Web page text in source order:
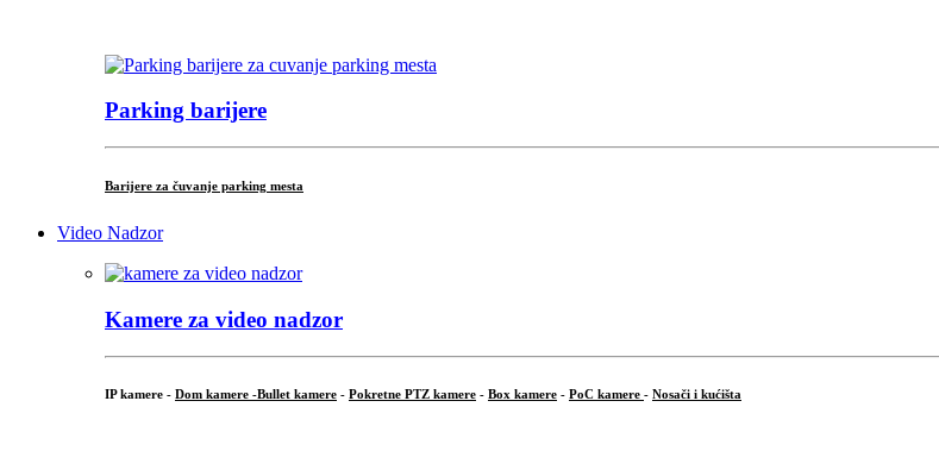
Parking barijere
Barijere za čuvanje parking mesta
Video Nadzor
Kamere za video nadzor
IP kamere - Dom kamere -Bullet kamere - Pokretne PTZ kamere - Box kamere - PoC kamere - Nosači i kućišta